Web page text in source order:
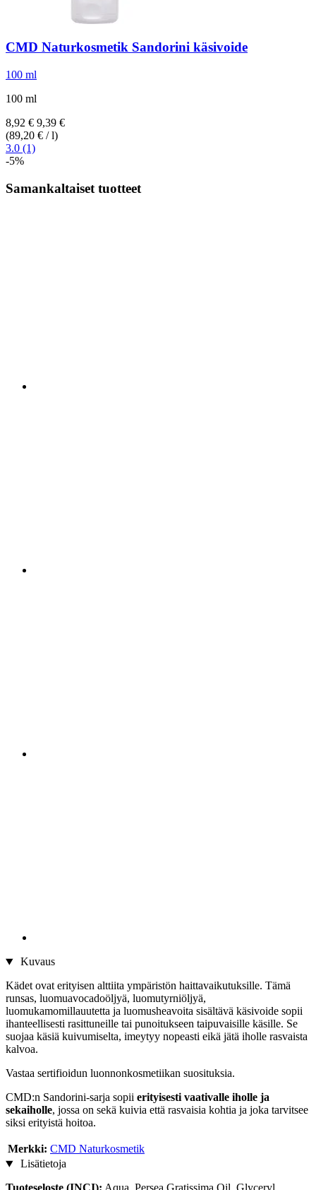
CMD Naturkosmetik Sandorini käsivoide
100 ml
100 ml
8,92 € 9,39 €
(89,20 € / l)
3.0 (1)
-5%
Samankaltaiset tuotteet
Kuvaus
Kädet ovat erityisen alttiita ympäristön haittavaikutuksille. Tämä
runsas, luomuavocadoöljyä, luomutyrniöljyä,
luomukamomillauutetta ja luomusheavoita sisältävä käsivoide sopii
ihanteellisesti rasittuneille tai punoitukseen taipuvaisille käsille. Se
suojaa käsiä kuivumiselta, imeytyy nopeasti eikä jätä iholle rasvaista
kalvoa.
Vastaa sertifioidun luonnonkosmetiikan suosituksia.
CMD:n Sandorini-sarja sopii erityisesti vaativalle iholle ja
sekaiholle, jossa on sekä kuivia että rasvaisia kohtia ja joka tarvitsee
siksi erityistä hoitoa.
Merkki: CMD Naturkosmetik
Lisätietoja